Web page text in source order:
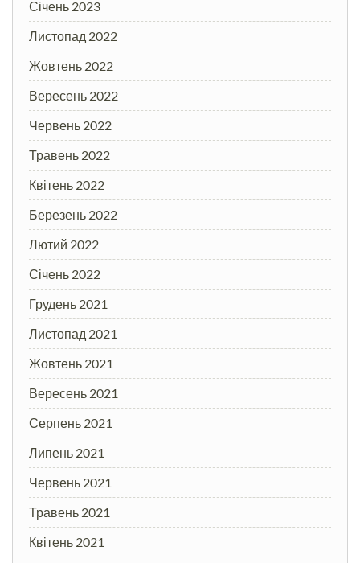
Січень 2023
Листопад 2022
Жовтень 2022
Вересень 2022
Червень 2022
Травень 2022
Квітень 2022
Березень 2022
Лютий 2022
Січень 2022
Грудень 2021
Листопад 2021
Жовтень 2021
Вересень 2021
Серпень 2021
Липень 2021
Червень 2021
Травень 2021
Квітень 2021